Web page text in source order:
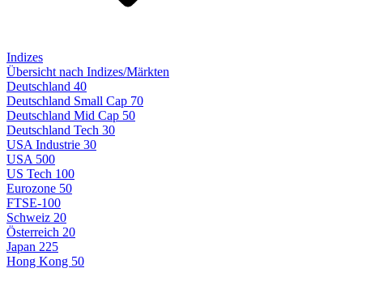
Indizes
Übersicht nach Indizes/Märkten
Deutschland 40
Deutschland Small Cap 70
Deutschland Mid Cap 50
Deutschland Tech 30
USA Industrie 30
USA 500
US Tech 100
Eurozone 50
FTSE-100
Schweiz 20
Österreich 20
Japan 225
Hong Kong 50